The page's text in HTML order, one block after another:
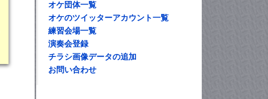
オケ団体一覧
オケのツイッターアカウント一覧
練習会場一覧
演奏会登録
チラシ画像データの追加
お問い合わせ